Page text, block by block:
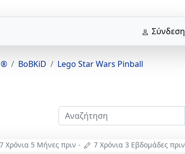
Σύνδεση
BoBKiD Lego Star Wars Pinball
7 Χρόνια 5 Μήνες πριν - 7 Χρόνια 3 Εβδομάδες πριν